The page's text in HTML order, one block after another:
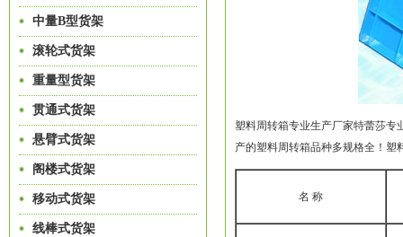
中量B型货架
滚轮式货架
重量型货架
贯通式货架
悬臂式货架
阁楼式货架
移动式货架
线棒式货架
塑料周转箱专业生产厂家特蕾莎专
产的塑料周转箱品种多规格全！塑
名 称